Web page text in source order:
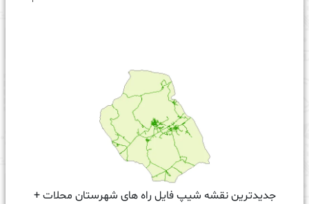
جدیدترین نقشه شیپ فایل راه های شهرستان محلات +